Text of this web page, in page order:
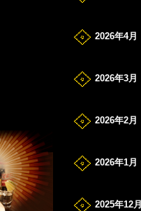
2026年4月
2026年3月
2026年2月
2026年1月
2025年12月